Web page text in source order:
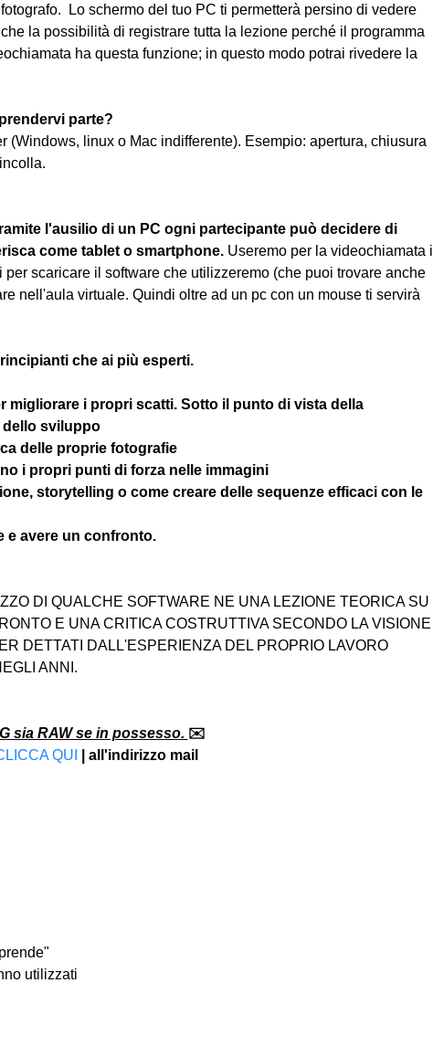
Lo schermo del tuo PC ti permetterà persino di vedere
la possibilità di registrare tutta la lezione perché il programma
ha questa funzione; in questo modo potrai rivedere la
parte?
(Windows, linux o Mac indifferente). Esempio: apertura, chiusura
l'ausilio di un PC ogni partecipante può decidere di
come tablet o smartphone. Useremo per la videochiamata il
scaricare il software che utilizzeremo (che puoi trovare anche
nell'aula virtuale. Quindi oltre ad un pc con un mouse ti servirà
che ai più esperti.
migliorare i propri scatti. Sotto il punto di vista della
dello sviluppo
delle proprie fotografie
i propri punti di forza nelle immagini
storytelling o come creare delle sequenze efficaci con le
e avere un confronto.
DI QUALCHE SOFTWARE NE UNA LEZIONE TEORICA SU
E UNA CRITICA COSTRUTTIVA SECONDO LA VISIONE
DETTATI DALL'ESPERIENZA DEL PROPRIO LAVORO
ANNI.
sia RAW se in possesso. ✉️
QUI
| all'indirizzo mail
utilizzati